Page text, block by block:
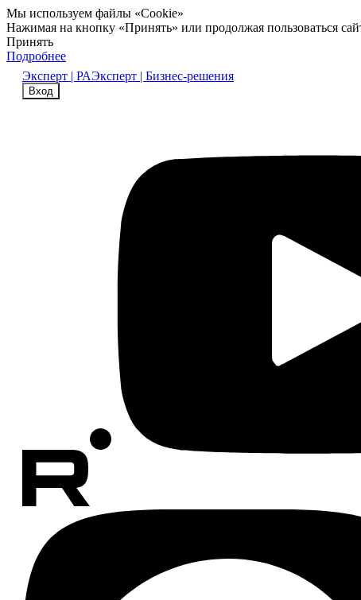
Мы используем файлы «Cookie»
Нажимая на кнопку «Принять» или продолжая пользоваться
Принять
Подробнее
Эксперт | РАЭксперт | Бизнес-решения
Вход